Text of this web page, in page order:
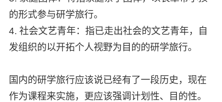
的形式参与研学旅行。
4. 社会文艺青年：指已走出社会的文艺青年，自
发组织的以开拓个人视野为目的的研学旅行。
国内的研学旅行应该说已经有了一段历史，现在
作为课程来实施，更应该强调计划性、目的性。